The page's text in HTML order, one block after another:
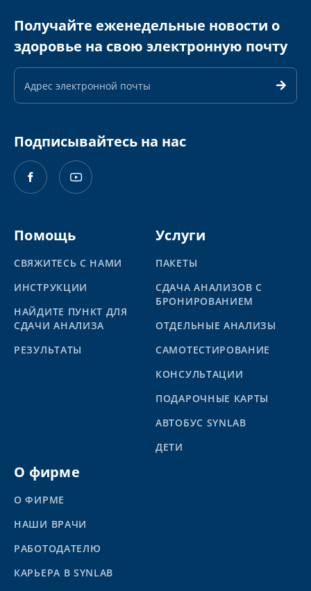
Получайте еженедельные новости о
здоровье на свою электронную почту
Адрес
почты
Подписывайтесь на нас
Помощь
СВЯЖИТЕСЬ С НАМИ
ИНСТРУКЦИИ
НАЙДИТЕ ПУНКТ ДЛЯ
СДАЧИ АНАЛИЗА
PЕЗУЛЬТАТЫ
Услуги
ПАКЕТЫ
СДАЧА АНАЛИЗОВ С
БРОНИРОВАНИЕМ
ОТДЕЛЬНЫЕ АНАЛИЗЫ
САМОТЕСТИРОВАНИЕ
КОНСУЛЬТАЦИИ
ПОДАРОЧНЫЕ КАРТЫ
АВТОБУС SYNLAB
ДЕТИ
О фирме
О ФИРМЕ
НАШИ ВРАЧИ
РАБОТОДАТЕЛЮ
КАРЬЕРА В SYNLAB